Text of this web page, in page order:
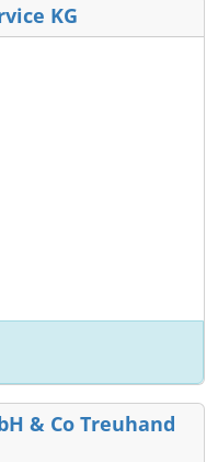
KG
& Co Treuhand